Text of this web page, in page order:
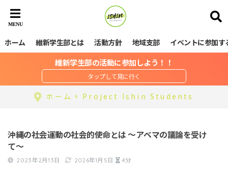
ホーム 維新学生部とは 活動方針 地域支部 イベントに参加す
維新学生部の活動に参加しよう！！
ホーム Project Ishin Students
沖縄の社会運動の社会的使命とは 〜アベマの議論を受け
て〜
2023年2月13日 2026年1月5日 4分